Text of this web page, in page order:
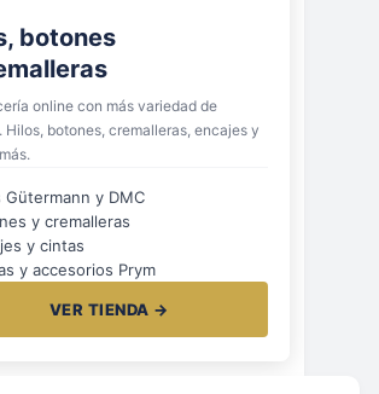
botones
online con más variedad de
Hilos, botones, cremalleras, encajes y
Gütermann y DMC
y cremalleras
y cintas
y accesorios Prym
VER TIENDA →